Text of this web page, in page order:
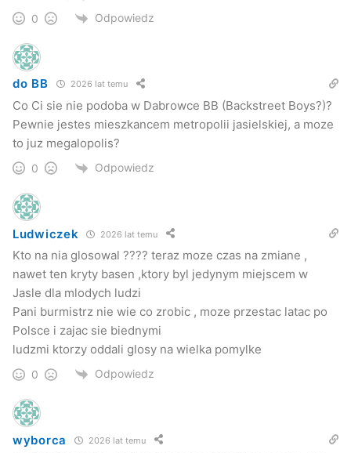
0 Odpowiedz
do BB 2026 lat temu
Co Ci sie nie podoba w Dabrowce BB (Backstreet Boys?)?
Pewnie jestes mieszkancem metropolii jasielskiej, a moze
to juz megalopolis?
0 Odpowiedz
Ludwiczek 2026 lat temu
Kto na nia glosowal ???? teraz moze czas na zmiane ,
nawet ten kryty basen ,ktory byl jedynym miejscem w
Jasle dla mlodych ludzi
Pani burmistrz nie wie co zrobic , moze przestac latac po
Polsce i zajac sie biednymi
ludzmi ktorzy oddali glosy na wielka pomylke
0 Odpowiedz
wyborca 2026 lat temu